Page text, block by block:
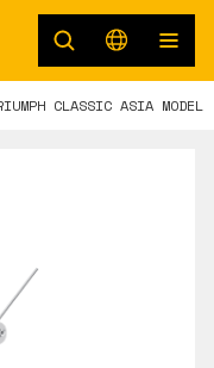
CLASSIC ASIA MODEL